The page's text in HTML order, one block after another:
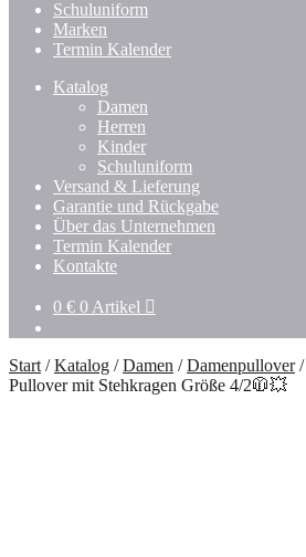
Schuluniform
Marken
Termin Kalender
Katalog
Damen
Herren
Kinder
Schuluniform
Versand & Lieferung
Garantie und Rückgabe
Über das Unternehmen
Termin Kalender
Kontakte
0 € 0 Artikel
Start /Katalog /Damen /Damenpullover/
Pullover mit Stehkragen Größe 4/2🧥💥